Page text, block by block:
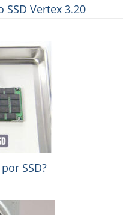
SSD Vertex 3.20
SSD?